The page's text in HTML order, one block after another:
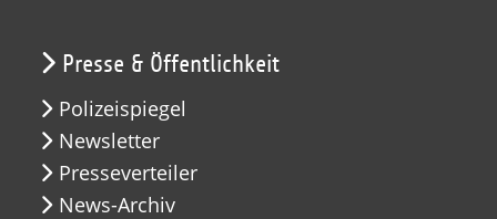
Presse & Öffentlichkeit
Polizeispiegel
Newsletter
Presseverteiler
News-Archiv